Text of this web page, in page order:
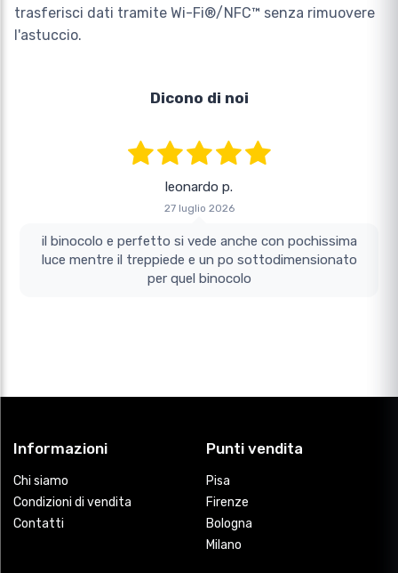
trasferisci dati tramite Wi-Fi®/NFC™ senza rimuovere
l'astuccio.
Dicono di noi
leonardo p.
27 luglio 2026
il binocolo e perfetto si vede anche con pochissima
luce mentre il treppiede e un po sottodimensionato
per quel binocolo
Informazioni
Chi siamo
Condizioni di vendita
Contatti
Punti vendita
Pisa
Firenze
Bologna
Milano